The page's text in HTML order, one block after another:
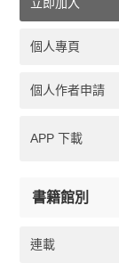
個人專頁
個人作者申請
APP 下載
書籍館別
連載